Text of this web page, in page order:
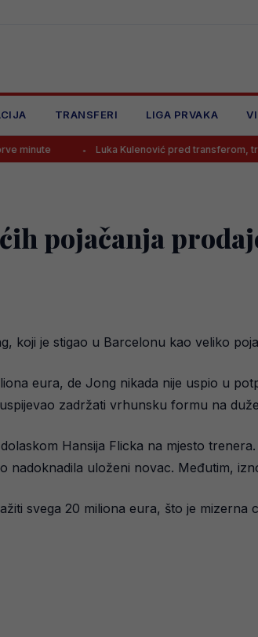
TRANSFERI LIGA PRVAKA
Luka Kulenović pred transferom, tri su opcije!
pojačanja
koji je stigao u Barcelonu kao veliko
eura, de Jong nikada nije uspio u
zadržati vrhunsku formu na
Hansija Flicka na mjesto
nadoknadila uloženi novac. Međutim,
svega 20 miliona eura, što je